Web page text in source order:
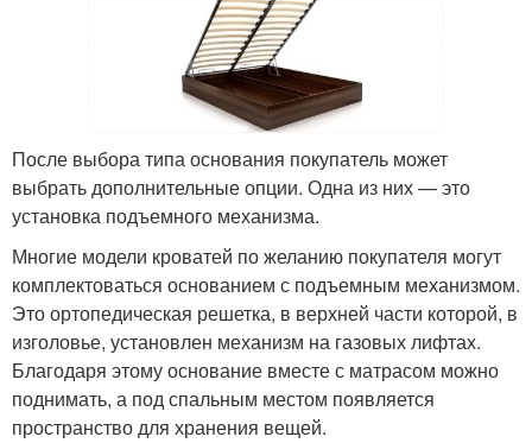
После выбора типа основания покупатель может
выбрать дополнительные опции. Одна из них — это
установка подъемного механизма.
Многие модели кроватей по желанию покупателя могут
комплектоваться основанием с подъемным механизмом.
Это ортопедическая решетка, в верхней части которой, в
изголовье, установлен механизм на газовых лифтах.
Благодаря этому основание вместе с матрасом можно
поднимать, а под спальным местом появляется
пространство для хранения вещей.